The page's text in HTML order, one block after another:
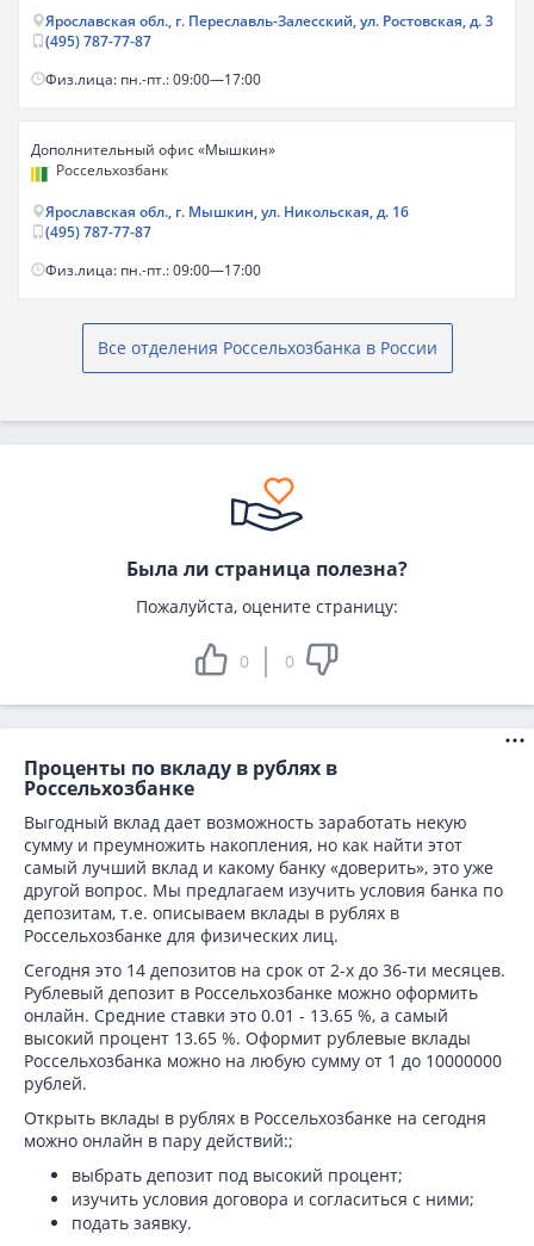
Ярославская обл., г. Переславль-Залесский, ул. Ростовская, д. 3
(495) 787-77-87
Физ.лица: пн.-пт.: 09:00—17:00
Дополнительный офис «Мышкин»
Россельхозбанк
Ярославская обл., г. Мышкин, ул. Никольская, д. 16
(495) 787-77-87
Физ.лица: пн.-пт.: 09:00—17:00
Все отделения Россельхозбанка в России
Была ли страница полезна?
Пожалуйста, оцените страницу:
0 0
Проценты по вкладу в рублях в
Россельхозбанке
Выгодный вклад дает возможность заработать некую
сумму и преумножить накопления, но как найти этот
самый лучший вклад и какому банку «доверить», это уже
другой вопрос. Мы предлагаем изучить условия банка по
депозитам, т.е. описываем вклады в рублях в
Россельхозбанке для физических лиц.
Сегодня это 14 депозитов на срок от 2-х до 36-ти месяцев.
Рублевый депозит в Россельхозбанке можно оформить
онлайн. Средние ставки это 0.01 - 13.65 %, а самый
высокий процент 13.65 %. Оформит рублевые вклады
Россельхозбанка можно на любую сумму от 1 до 10000000
рублей.
Открыть вклады в рублях в Россельхозбанке на сегодня
можно онлайн в пару действий:;
выбрать депозит под высокий процент;
изучить условия договора и согласиться с ними;
подать заявку.